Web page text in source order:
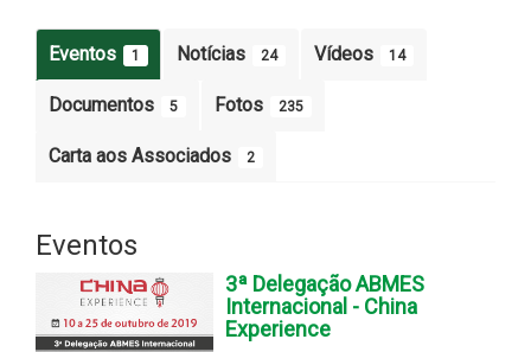
Eventos 1 Notícias 24 Vídeos 14
Documentos 5 Fotos 235
Carta aos Associados 2
Eventos
3ª Delegação ABMES
Internacional - China
Experience